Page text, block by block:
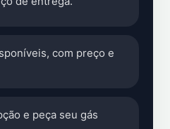
com preço e
e peça seu gás